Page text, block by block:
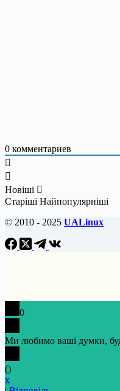
0 комментариев
Новіші
Старіші Найпопулярніші
© 2010 - 2025 UALinux
0
Ми любимо ваші думки,
()
x